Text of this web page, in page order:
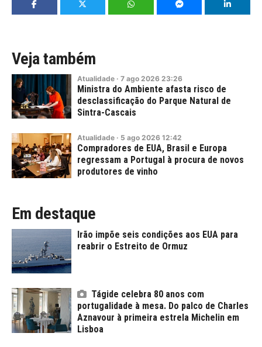
Veja também
Atualidade · 7 ago 2026 23:26
Ministra do Ambiente afasta risco de
desclassificação do Parque Natural de
Sintra-Cascais
Atualidade · 5 ago 2026 12:42
Compradores de EUA, Brasil e Europa
regressam a Portugal à procura de novos
produtores de vinho
Em destaque
Irão impõe seis condições aos EUA para
reabrir o Estreito de Ormuz
Tágide celebra 80 anos com
portugalidade à mesa. Do palco de Charles
Aznavour à primeira estrela Michelin em
Lisboa